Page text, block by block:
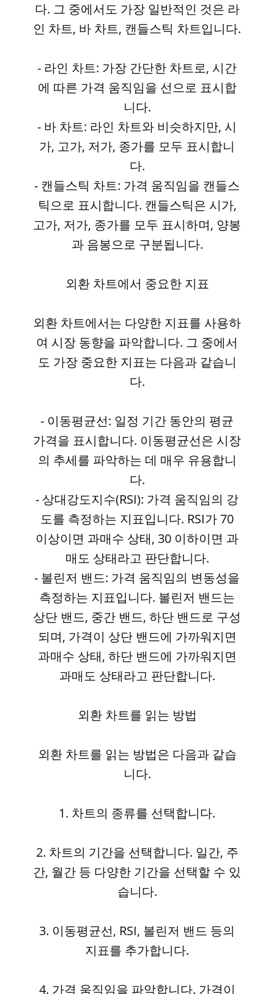
다. 그 중에서도 가장 일반적인 것은 라
인 차트, 바 차트, 캔들스틱 차트입니다.
- 라인 차트: 가장 간단한 차트로, 시간
에 따른 가격 움직임을 선으로 표시합
니다.
- 바 차트: 라인 차트와 비슷하지만, 시
가, 고가, 저가, 종가를 모두 표시합니
다.
- 캔들스틱 차트: 가격 움직임을 캔들스
틱으로 표시합니다. 캔들스틱은 시가,
고가, 저가, 종가를 모두 표시하며, 양봉
과 음봉으로 구분됩니다.
외환 차트에서 중요한 지표
외환 차트에서는 다양한 지표를 사용하
여 시장 동향을 파악합니다. 그 중에서
도 가장 중요한 지표는 다음과 같습니
다.
- 이동평균선: 일정 기간 동안의 평균
가격을 표시합니다. 이동평균선은 시장
의 추세를 파악하는 데 매우 유용합니
다.
- 상대강도지수(RSI): 가격 움직임의 강
도를 측정하는 지표입니다. RSI가 70
이상이면 과매수 상태, 30 이하이면 과
매도 상태라고 판단합니다.
- 볼린저 밴드: 가격 움직임의 변동성을
측정하는 지표입니다. 볼린저 밴드는
상단 밴드, 중간 밴드, 하단 밴드로 구성
되며, 가격이 상단 밴드에 가까워지면
과매수 상태, 하단 밴드에 가까워지면
과매도 상태라고 판단합니다.
외환 차트를 읽는 방법
외환 차트를 읽는 방법은 다음과 같습
니다.
1. 차트의 종류를 선택합니다.
2. 차트의 기간을 선택합니다. 일간, 주
간, 월간 등 다양한 기간을 선택할 수 있
습니다.
3. 이동평균선, RSI, 볼린저 밴드 등의
지표를 추가합니다.
4. 가격 움직임을 파악합니다. 가격이